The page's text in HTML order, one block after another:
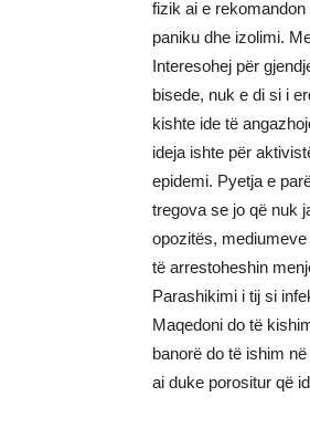
fizik ai e rekomandon
paniku dhe izolimi.
Interesohej për
bisede, nuk e di si i
kishte ide të
ideja ishte për
epidemi. Pyetja e
tregova se jo që nuk
opozitës,
të arrestoheshin
Parashikimi i tij si
Maqedoni do të
banorë do të ishim
ai duke porositur që